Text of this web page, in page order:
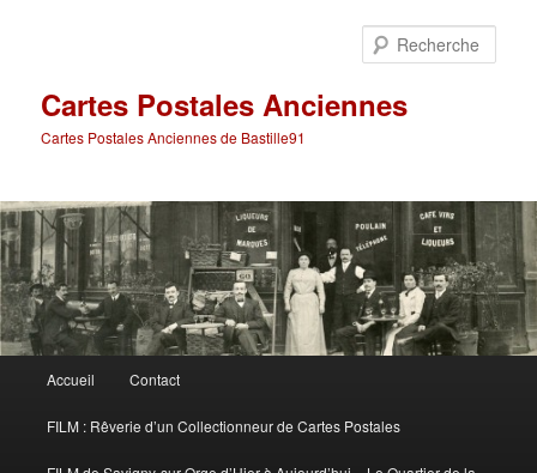
Cartes Postales Anciennes
Cartes Postales Anciennes de Bastille91
principal
Accueil Contact
FILM : Rêverie d’un Collectionneur de Cartes Postales